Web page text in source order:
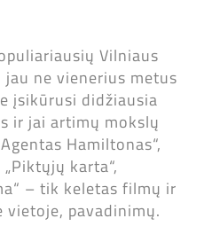
Vilniaus
ne vienerius metus
įsikūrusi didžiausia
ir jai artimų mokslų
Hamiltonas“,
„Piktųjų karta“,
– tik keletas filmų ir
pavadinimų.